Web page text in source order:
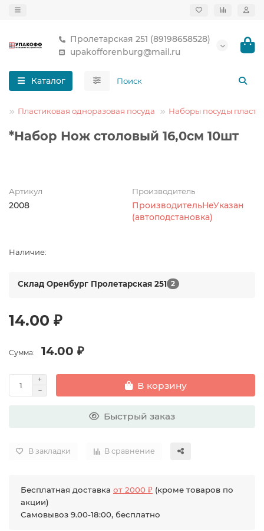
Пролетарская 251 (89198658528)
upakofforenburg@mail.ru
Каталог
Пластиковая одноразовая посуда Наборы посуды
*Набор Нож столовый 16,0см 10шт
Артикул
2008
Производитель
ПроизводительНеУказан
(автоподстановка)
Наличие:
Склад Оренбург Пролетарская 251 2
14.00 ₽
Сумма: 14.00 ₽
В корзину
Быстрый заказ
В закладки В сравнение
Бесплатная доставка от 2000 ₽ (кроме товаров по
акции)
Самовывоз 9.00-18:00, бесплатно